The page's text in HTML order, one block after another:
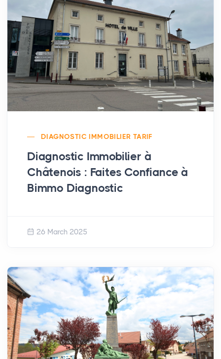
DIAGNOSTIC IMMOBILIER TARIF
Diagnostic Immobilier à
Châtenois : Faites Confiance à
Bimmo Diagnostic
26 March 2025